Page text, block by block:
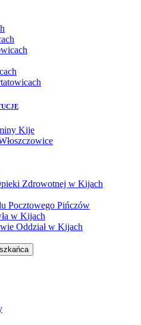
Kije
Zdrowotnej w Kijach
Pocztowego Pińczów
w Kijach
Oddział w Kijach